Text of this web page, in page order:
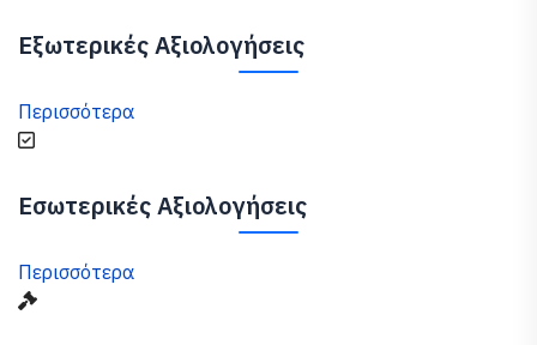
Εξωτερικές Αξιολογήσεις
Περισσότερα
Εσωτερικές Αξιολογήσεις
Περισσότερα